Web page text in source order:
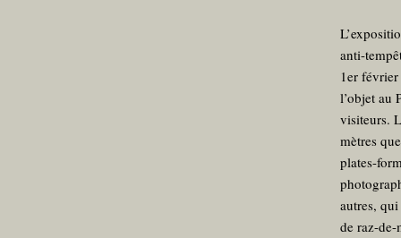
anti-
1er
l’objet au
visiteurs.
mètres
plates-
autres,
de raz-de-